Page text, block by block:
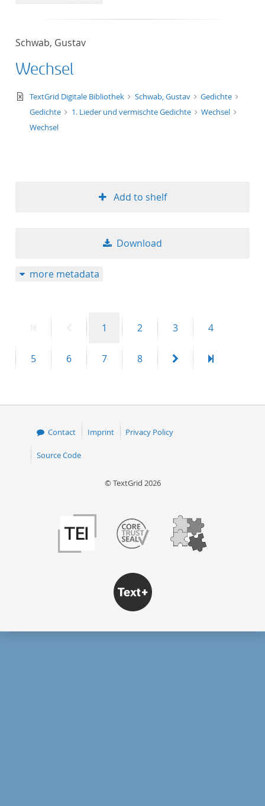
Schwab, Gustav
Wechsel
text/xml
TextGrid Digitale Bibliothek Schwab, Gustav
Gedichte
Gedichte
1. Lieder und vermischte Gedichte
Wechsel
Wechsel
Add to shelf
Download
more metadata
PreviousPage
1 Page
2 Page
3 Page
4
Page
5 Page
6 Page
7 Page
8
Next
Last
Contact Imprint Privacy Policy
Source Code
© TextGrid 2026